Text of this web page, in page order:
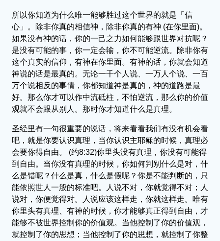
所以你知道为什么唯一能够胜过这个世界的就是「信
心」。除非你真的相信神，除非你真的有神 (在你里面)。
如果没有神的话，你的一己之力如何能够跟世界对抗呢？
是没有可能的事，你一定会输，你不可能逆流。除非你有
这个真实的信仰，有神在你里面。有神的话，你就会知道
神说的话是最真的。无论一千个人说、一万人个说、一百
万个说相反的事情，你都知道神是真的，神的道路是最
好。那么你才可以作中流砥柱，不怕逆流，那么你的价值
观就不会跟从别人。那时你才知道什么是真理。
圣经里有一句很重要的说话，将来看看我们有没有机会看
吧，就是你要认识真理，当你认识主耶稣的时候，真理必
会要你得自由。 (约8:32)你里头没有真理，你没有可能得
到自由。当你没有真理的时候，你如何判别什么是对，什
么是错呢？什么是真，什么是假呢？你是不能判断的，只
能依照世人一般的标准吧。人说不对，你就觉得不对；人
说对，你便觉得对。人说应该这样走，你就这样走。唯有
你里头有真理、有神的时候，你才能够真正得到自由，才
能够不被世界控制你的价值观。当他控制了你的价值观，
就控制了你的思想；当他控制了你的思想，就控制了你整